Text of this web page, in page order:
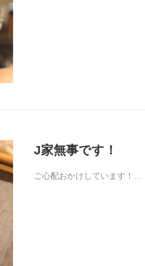
J家無事です！
ご心配おかけしています！…